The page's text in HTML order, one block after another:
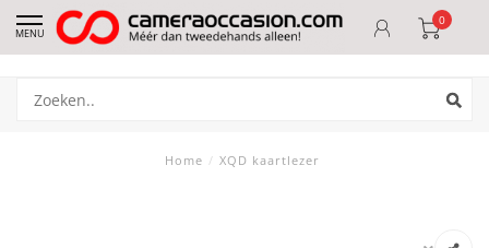
MENU
0
Home / XQD kaartlezer